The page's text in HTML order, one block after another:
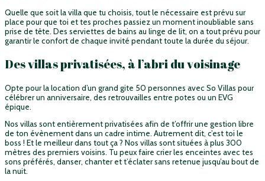
Quelle que soit la villa que tu choisis, tout le nécessaire est prévu sur
place pour que toi et tes proches passiez un moment inoubliable sans
prise de tête. Des serviettes de bains au linge de lit, on a tout prévu pour
garantir le confort de chaque invité pendant toute la durée du séjour.
Des villas privatisées, à l’abri du voisinage
Opte pour la location d’un grand gite 50 personnes avec So Villas pour
célébrer un anniversaire, des retrouvailles entre potes ou un EVG
épique.
Nos villas sont entièrement privatisées afin de t’offrir une gestion libre
de ton évènement dans un cadre intime. Autrement dit, c’est toi le
boss ! Et le meilleur dans tout ça ? Nos villas sont situées à plus 300
mètres des premiers voisins. Tu peux faire crier les enceintes avec tes
sons préférés, danser, chanter et t’éclater sans retenue jusqu’au bout de
la nuit.